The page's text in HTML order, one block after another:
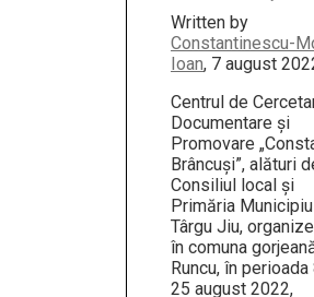
Written by
Constantinescu-
Ioan, 7 august
Centrul de
Documentare şi
Promovare
Brâncuşi”, alături
Consiliul local şi
Primăria
Târgu Jiu,
în comuna
Runcu, în perioada
25 august 2022,